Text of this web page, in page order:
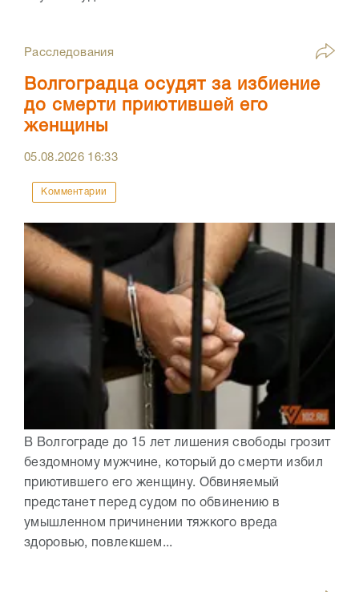
Расследования
Волгоградца осудят за избиение
до смерти приютившей его
женщины
05.08.2026 16:33
Комментарии
В Волгограде до 15 лет лишения свободы грозит
бездомному мужчине, который до смерти избил
приютившего его женщину. Обвиняемый
предстанет перед судом по обвинению в
умышленном причинении тяжкого вреда
здоровью, повлекшем...